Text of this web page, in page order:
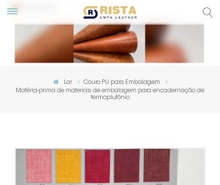
Lar
Couro PU para Embalagem
Matéria-prima de materiais de embalagem para encadernação de
termoplutônio